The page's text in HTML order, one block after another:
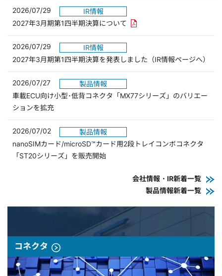
2026/07/29
IR情報
2027年3月期第1四半期決算について PDFリンクを新しいウィンド
2026/07/29
IR情報
2027年3月期第1四半期決算を発表しました（IR情報ページへ）
2026/07/27
製品情報
車載ECU向け小型･低背コネクタ「MX77シリーズ」のバリエー
ションを拡充
2026/07/02
製品情報
nanoSIMカード/microSD™カード用2段トレイコンボコネクタ
「ST20シリーズ」を販売開始
会社情報・IR新着一覧
製品情報新着一覧
コネクタ